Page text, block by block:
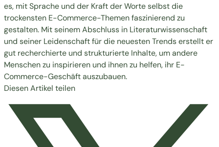
es, mit Sprache und der Kraft der Worte selbst die
trockensten E-Commerce-Themen faszinierend zu
gestalten. Mit seinem Abschluss in Literaturwissenschaft
und seiner Leidenschaft für die neuesten Trends erstellt er
gut recherchierte und strukturierte Inhalte, um andere
Menschen zu inspirieren und ihnen zu helfen, ihr E-
Commerce-Geschäft auszubauen.
Diesen Artikel teilen